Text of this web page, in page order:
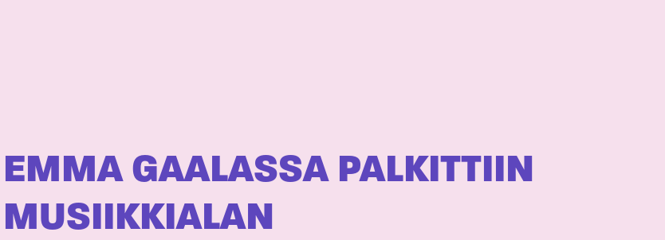
EMMA GAALASSA PALKITTIIN
MUSIIKKIALAN